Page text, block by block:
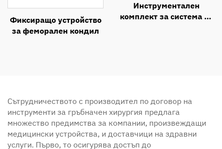
Фиксиращо устройство
за феморален кондил
Инструментален
комплект за система за
Сътрудничеството с производител по договор на
инструменти за гръбначен хирургия предлага
множество предимства за компании, произвеждащи
медицински устройства, и доставчици на здравни
услуги. Първо, то осигурява достъп до